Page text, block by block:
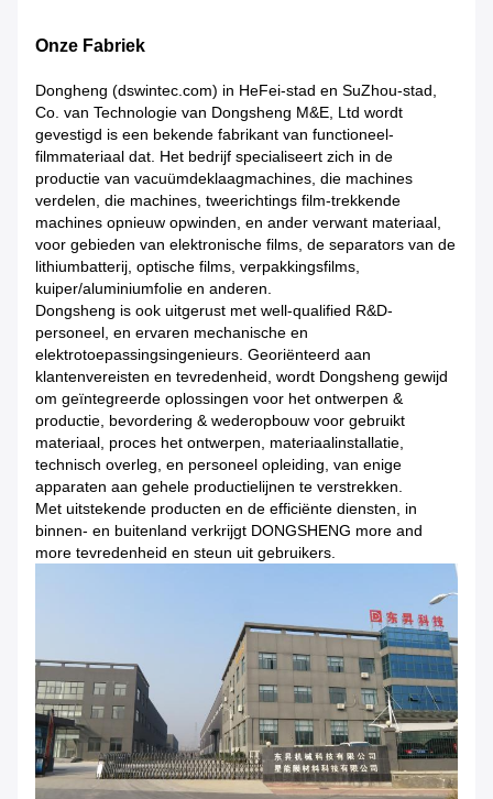
Onze Fabriek
Dongheng (dswintec.com) in HeFei-stad en SuZhou-stad,
Co. van Technologie van Dongsheng M&E, Ltd wordt
gevestigd is een bekende fabrikant van functioneel-
filmmateriaal dat. Het bedrijf specialiseert zich in de
productie van vacuümdeklaagmachines, die machines
verdelen, die machines, tweerichtings film-trekkende
machines opnieuw opwinden, en ander verwant materiaal,
voor gebieden van elektronische films, de separators van de
lithiumbatterij, optische films, verpakkingsfilms,
kuiper/aluminiumfolie en anderen.
Dongsheng is ook uitgerust met well-qualified R&D-
personeel, en ervaren mechanische en
elektrotoepassingsingenieurs. Georiënteerd aan
klantenvereisten en tevredenheid, wordt Dongsheng gewijd
om geïntegreerde oplossingen voor het ontwerpen &
productie, bevordering & wederopbouw voor gebruikt
materiaal, proces het ontwerpen, materiaalinstallatie,
technisch overleg, en personeel opleiding, van enige
apparaten aan gehele productielijnen te verstrekken.
Met uitstekende producten en de efficiënte diensten, in
binnen- en buitenland verkrijgt DONGSHENG more and
more tevredenheid en steun uit gebruikers.